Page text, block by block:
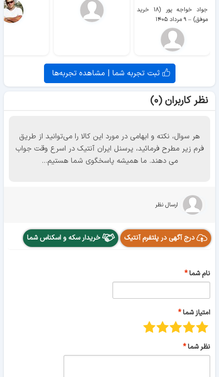
جواد خواجه پور (۱۸ خرید
موفق) – ۹ مرداد ۱۴۰۵
ثبت تجربه شما | مشاهده تجربه‌ها
نظر کاربران (۰)
هر سوال، نکته و ابهامی در مورد این کالا را می‌توانید از طریق
فرم زیر مطرح فرمائید، پرسنل ایران آنتیک در اسرع وقت جواب
می دهند. ما همیشه پاسخگوی شما هستیم...
ارسال نظر
درج آگهی در پلتفرم آنتیک خریدار سکه و اسکناس شما
نام شما
امتیاز شما
نظر شما